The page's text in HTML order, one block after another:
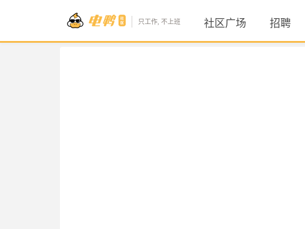
只工作, 不上班 社区广场 招聘